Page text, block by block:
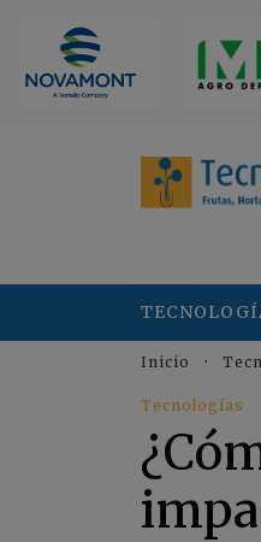
Inicio
Tecnologías